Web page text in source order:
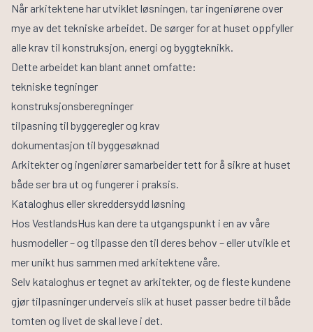
Når arkitektene har utviklet løsningen, tar ingeniørene over
mye av det tekniske arbeidet. De sørger for at huset oppfyller
alle krav til konstruksjon, energi og byggteknikk.
Dette arbeidet kan blant annet omfatte:
tekniske tegninger
konstruksjonsberegninger
tilpasning til byggeregler og krav
dokumentasjon til byggesøknad
Arkitekter og ingeniører samarbeider tett for å sikre at huset
både ser bra ut og fungerer i praksis.
Kataloghus eller skreddersydd løsning
Hos VestlandsHus kan dere ta utgangspunkt i en av våre
husmodeller – og tilpasse den til deres behov – eller utvikle et
mer unikt hus sammen med arkitektene våre.
Selv kataloghus er tegnet av arkitekter, og de fleste kundene
gjør tilpasninger underveis slik at huset passer bedre til både
tomten og livet de skal leve i det.